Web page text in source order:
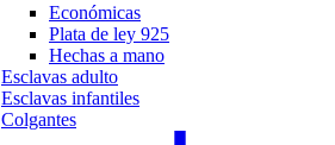
Económicas
Plata de ley 925
Hechas a mano
Esclavas adulto
Esclavas infantiles
Colgantes